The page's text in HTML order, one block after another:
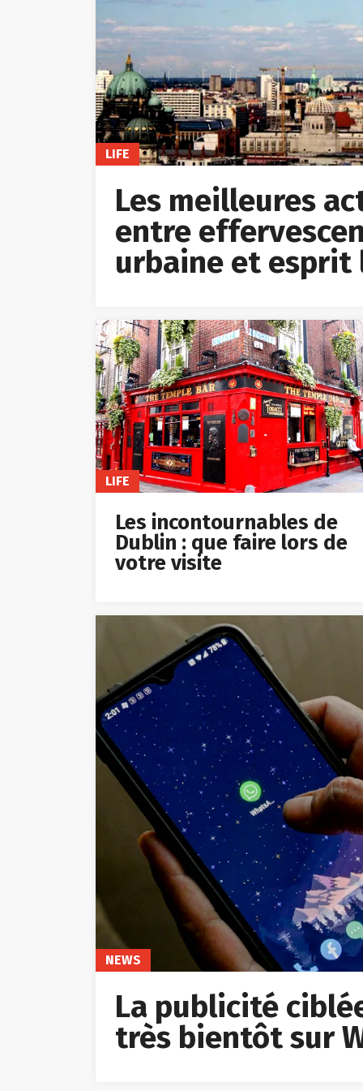
LIFE
Les meilleures
entre
urbaine et esprit
LIFE
Les incontournables de
Dublin : que faire lors de
votre visite
NEWS
La publicité
très bientôt sur